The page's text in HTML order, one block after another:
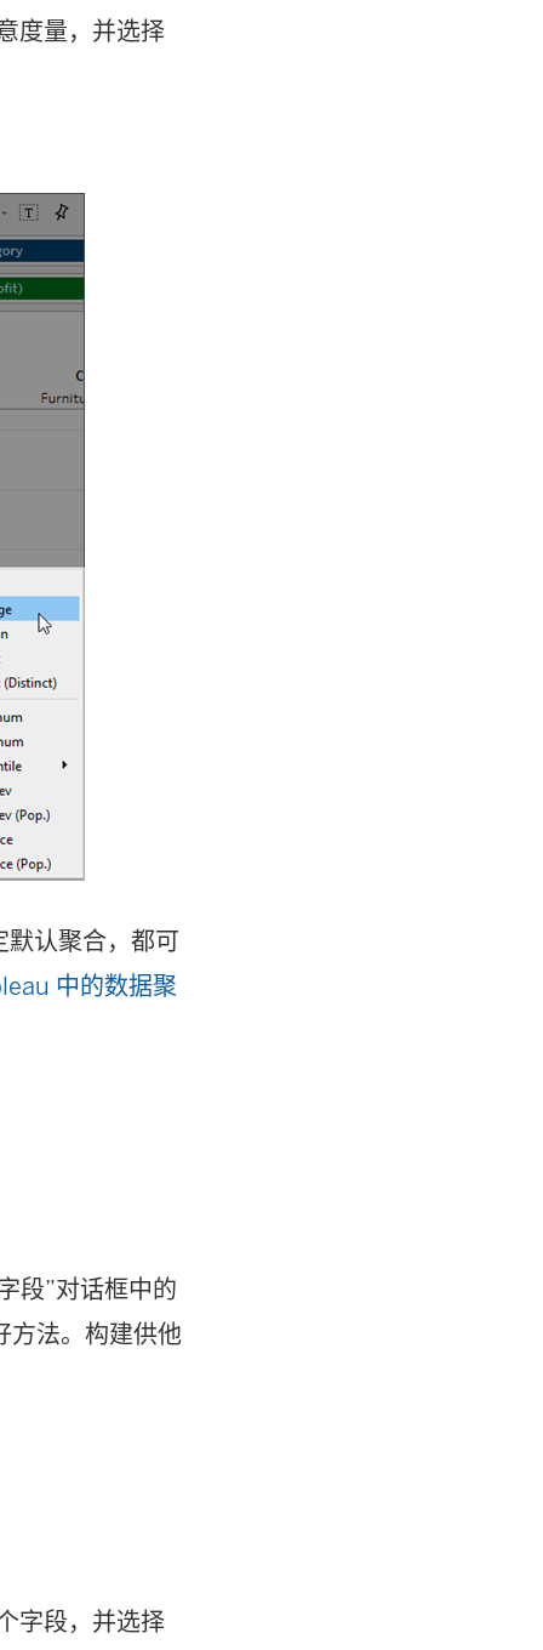
度量，并选择
默认聚合，都可
中的数据聚
段”对话框中的
方法。构建供他
字段，并选择